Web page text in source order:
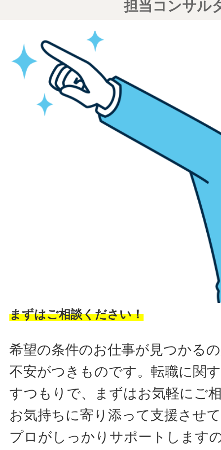
担当コンサル
まずはご相談ください！
希望の条件のお仕事が見つかる
不安がつきものです。転職に関
すつもりで、まずはお気軽にご
お気持ちに寄り添って支援させ
プロがしっかりサポートします